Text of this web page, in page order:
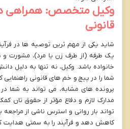
وکیل متخصص: همراهی
قانونی
شاید یکی از مهم ترین توصیه ها در
یک طرفه (از طرف زن یا مرد)، مشورت
خانواده باشد. وکیل، نه تنها به دلیل
شما را در پیچ و خم های قانونی راهنمایی
پرونده های مشابه، می تواند به شما
مدارک لازم و دفاع مؤثر از حقوق تان
تواند بار روانی و استرس ناشی از
کاهش دهد و فرآیند را به سمتی هدایت